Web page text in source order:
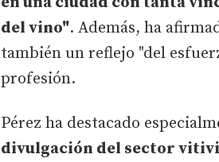
del vino". Además, ha
también un reflejo "del
profesión.
Pérez ha destacado
divulgación del sector